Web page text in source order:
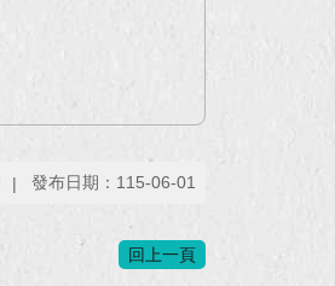
發布日期：115-06-01
回上一頁